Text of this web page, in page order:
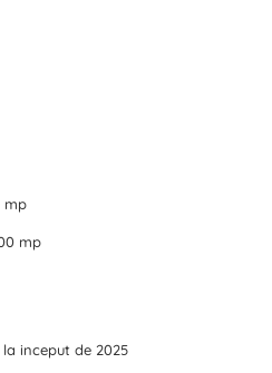
mp
mp
inceput de 2025